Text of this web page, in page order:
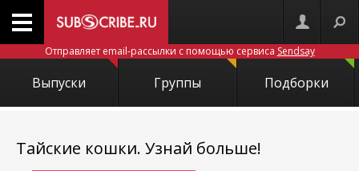
Отправляет email-рассылки с помощью сервиса Sendsay
Выпуски Группы Подборки
Тайские кошки. Узнай больше!